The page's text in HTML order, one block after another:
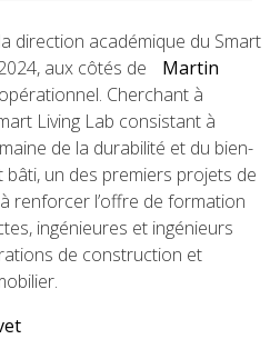
direction académique du Smart
aux côtés de
Martin
Cherchant à
Living Lab consistant à
de la durabilité et du bien-
bâti, un des premiers projets de
renforcer l’offre de formation
ingénieures et ingénieurs
de construction et